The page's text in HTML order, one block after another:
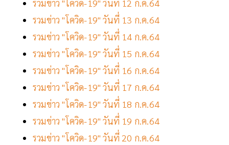
รวมข่าว "โควิด-19" วันที่ 12 ก.ค.64
รวมข่าว "โควิด-19" วันที่ 13 ก.ค.64
รวมข่าว "โควิด-19" วันที่ 14 ก.ค.64
รวมข่าว "โควิด-19" วันที่ 15 ก.ค.64
รวมข่าว "โควิด-19" วันที่ 16 ก.ค.64
รวมข่าว "โควิด-19" วันที่ 17 ก.ค.64
รวมข่าว "โควิด-19" วันที่ 18 ก.ค.64
รวมข่าว "โควิด-19" วันที่ 19 ก.ค.64
รวมข่าว "โควิด-19" วันที่ 20 ก.ค.64